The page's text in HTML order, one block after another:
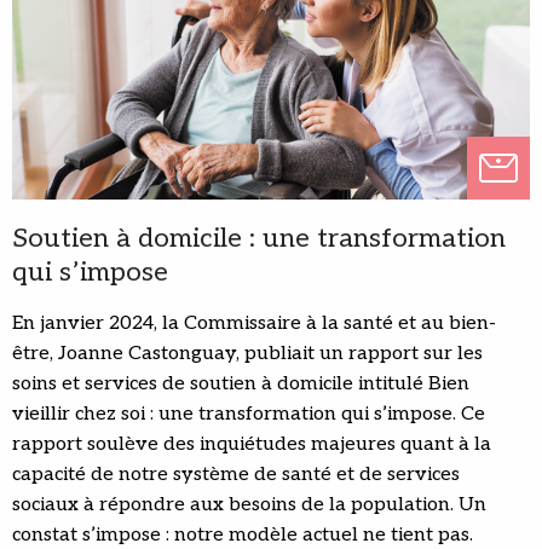
Soutien à domicile : une transformation
qui s’impose
En janvier 2024, la Commissaire à la santé et au bien-
être, Joanne Castonguay, publiait un rapport sur les
soins et services de soutien à domicile intitulé Bien
vieillir chez soi : une transformation qui s’impose. Ce
rapport soulève des inquiétudes majeures quant à la
capacité de notre système de santé et de services
sociaux à répondre aux besoins de la population. Un
constat s’impose : notre modèle actuel ne tient pas.